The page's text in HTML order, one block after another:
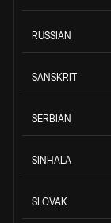
RUSSIAN
SANSKRIT
SERBIAN
SINHALA
SLOVAK